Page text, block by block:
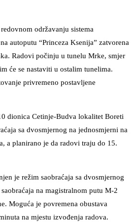
održavanju sistema
autoputu “Princeza Ksenija” zatvorena
Radovi počinju u tunelu Mrke, smjer
će se nastaviti u ostalim tunelima.
privremeno postavljene
dionica Cetinje-Budva lokalitet Boreti
sa dvosmjernog na jednosmjerni na
a planirano je da radovi traju do 15.
je režim saobraćaja sa dvosmjernog
na magistralnom putu M-2
Moguća je povremena obustava
na mjestu izvođenja radova.